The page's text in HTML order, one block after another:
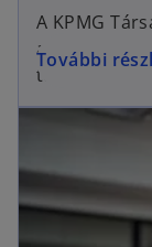
A KPMG
területeit
További